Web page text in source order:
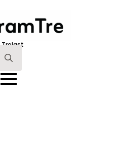
Trelast
Search
for: